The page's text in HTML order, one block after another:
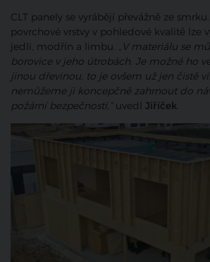
CLT panely se vyrábějí převážně ze
povrchové vrstvy v pohledové kvalitě lze
jedli, modřín a limbu. „V materiálu se
borovice v jeho útrobách. Je možné ho
jinou dřevinou, to je ovšem už jen čistě
nemůžeme ji koncepčně zahrnout do
požární bezpečnosti,“ uvedl Jiříček.